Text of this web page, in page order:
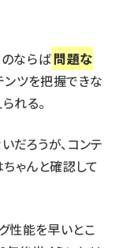
ならば問題な
ンツを把握できな
れる。
だろうが、コンテ
ゃんと確認して
性能を早いとこ